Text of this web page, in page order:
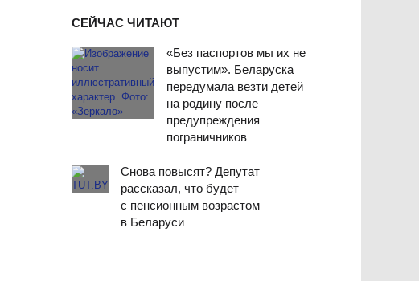
СЕЙЧАС ЧИТАЮТ
«Без паспортов мы их не
выпустим». Беларуска
передумала везти детей
на родину после
предупреждения
пограничников
Снова повысят? Депутат
рассказал, что будет
с пенсионным возрастом
в Беларуси